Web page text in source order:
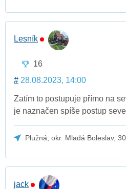
Lesník
16
# 28.08.2023, 14:00
Zatím to postupuje přímo na
je naznačen spíše postup
Plužná, okr. Mladá Boleslav,
jack